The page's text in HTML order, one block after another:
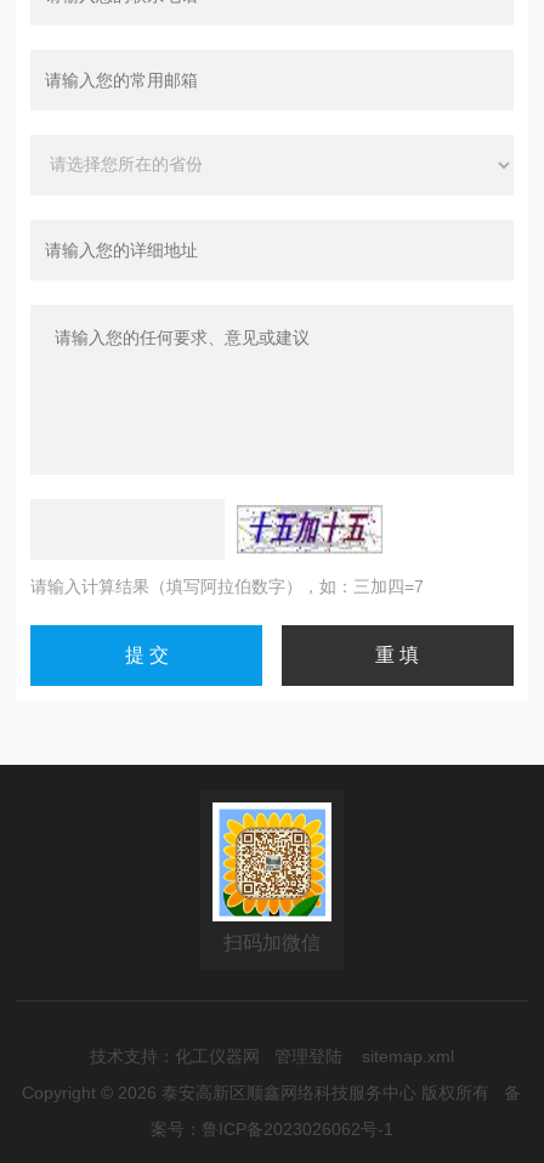
请输入计算结果（填写阿拉伯数字），如：三加四=7
扫码加微信
技术支持： 化工仪器网 管理登陆
sitemap.xml
Copyright © 2026 泰安高新区顺鑫网络科技服务中心 版权所有 备
案号：鲁ICP备2023026062号-1